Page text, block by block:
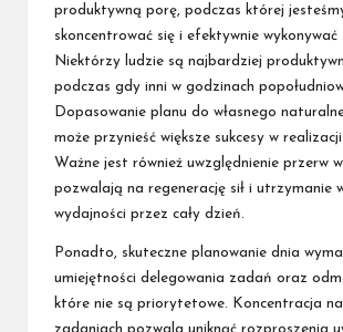
produktywną porę, podczas której
skoncentrować się i efektywnie wykonywać
Niektórzy ludzie są najbardziej
podczas gdy inni w godzinach
Dopasowanie planu do własnego
może przynieść większe sukcesy w
Ważne jest również uwzględnienie przerw
pozwalają na regenerację sił i utrzymanie
wydajności przez cały dzień.
Ponadto, skuteczne planowanie dnia
umiejętności delegowania zadań oraz
które nie są priorytetowe. Koncentracja na